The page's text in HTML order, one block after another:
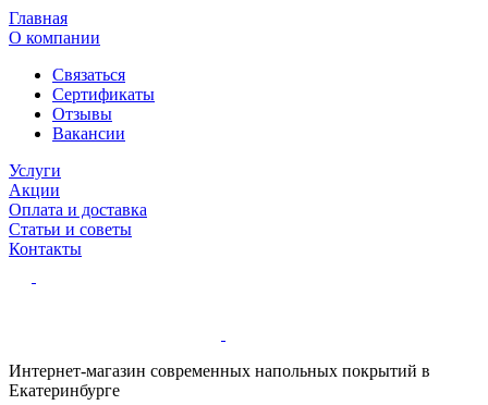
Главная
О компании
Связаться
Сертификаты
Отзывы
Вакансии
Услуги
Акции
Оплата и доставка
Статьи и советы
Контакты
Интернет-магазин современных напольных покрытий в
Екатеринбурге